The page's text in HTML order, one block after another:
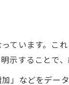
ています。こ
することで
」などをデー